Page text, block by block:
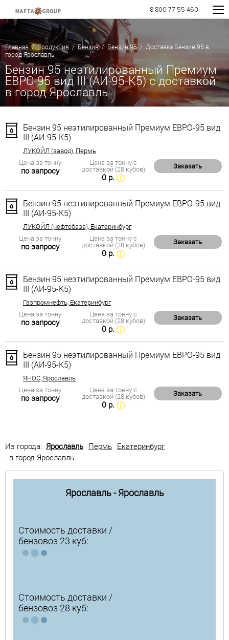
8 800 77 55 460
Главная/Продукция/Бензин/ Бензин 95/ Доставка Бензин 95 в
город Ярославль
Бензин 95 неэтилированный Премиум
ЕВРО-95 вид III (АИ-95-К5) с доставкой
в город Ярославль
Бензин 95 неэтилированный Премиум ЕВРО-95 вид
III (АИ-95-К5)
ЛУКОЙЛ (завод), Пермь
Цена за тонну
по запросу
Цена за тонну с
доставкой (28 кубов)
0 р.
Заказать
Бензин 95 неэтилированный Премиум ЕВРО-95 вид
III (АИ-95-К5)
ЛУКОЙЛ (нефтебаза), Екатеринбург
Цена за тонну
по запросу
Цена за тонну с
доставкой (28 кубов)
0 р.
Заказать
Бензин 95 неэтилированный Премиум ЕВРО-95 вид
III (АИ-95-К5)
Газпромнефть, Екатеринбург
Цена за тонну
по запросу
Цена за тонну с
доставкой (28 кубов)
0 р.
Заказать
Бензин 95 неэтилированный Премиум ЕВРО-95 вид
III (АИ-95-К5)
ЯНОС, Ярославль
Цена за тонну
по запросу
Цена за тонну с
доставкой (28 кубов)
0 р.
Заказать
Из города: Ярославль Пермь Екатеринбург
- в город Ярославль
Ярославль - Ярославль
Стоимость доставки /
бензовоз 23 куб:
Стоимость доставки /
бензовоз 28 куб: